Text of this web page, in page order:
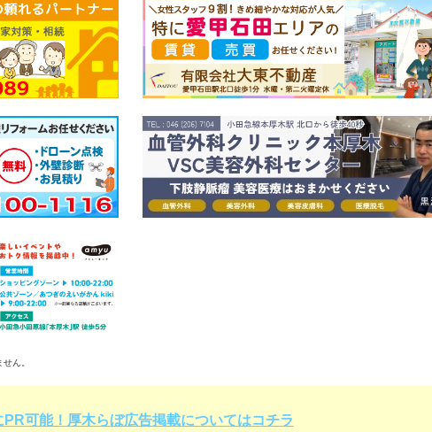
ん。
PR可能！厚木らぼ広告掲載についてはコチラ